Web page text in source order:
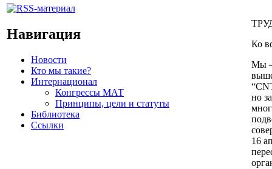
Навигация
Новости
Кто мы такие?
Интернационал
Конгрессы МАТ
Принципы, цели и статуты
Библиотека
Ссылки
Ко
Мы –
но
16